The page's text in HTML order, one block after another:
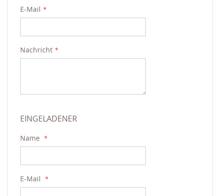
E-Mail
Nachricht
EINGELADENER
Name
E-Mail